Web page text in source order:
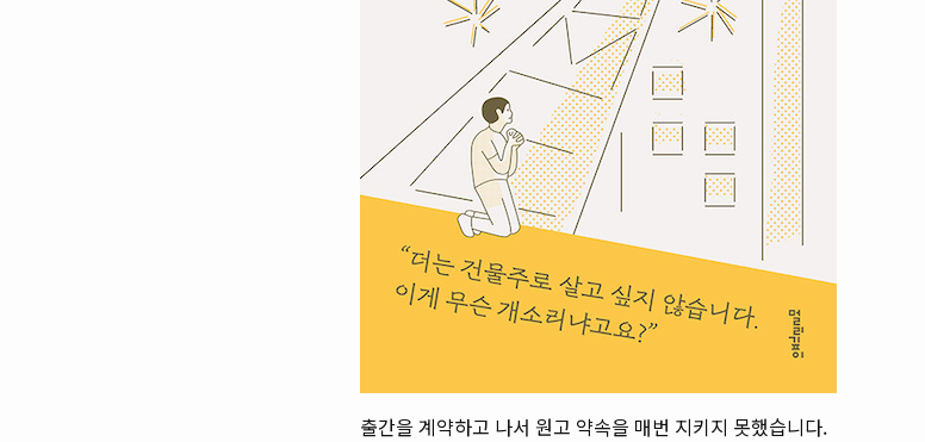
출간을 계약하고 나서 원고 약속을 매번 지키지 못했습니다.